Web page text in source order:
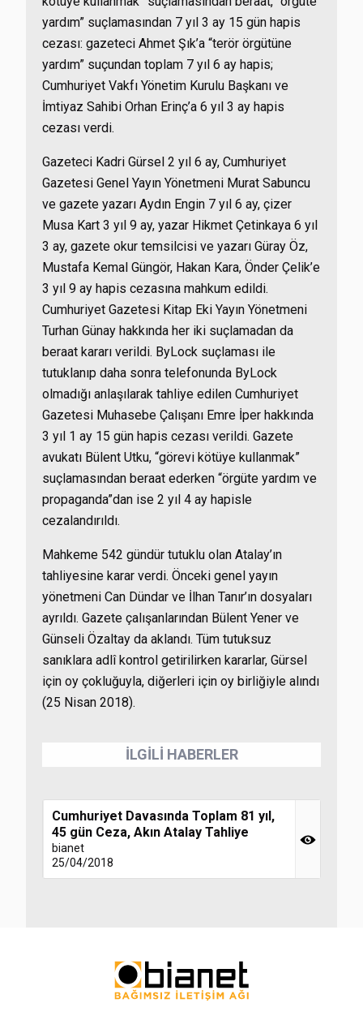
yardım” suçlamasından 7 yıl 3 ay 15 gün hapis
cezası: gazeteci Ahmet Şık’a “terör örgütüne
yardım” suçundan toplam 7 yıl 6 ay hapis;
Cumhuriyet Vakfı Yönetim Kurulu Başkanı ve
İmtiyaz Sahibi Orhan Erinç’a 6 yıl 3 ay hapis
cezası verdi.
Gazeteci Kadri Gürsel 2 yıl 6 ay, Cumhuriyet
Gazetesi Genel Yayın Yönetmeni Murat Sabuncu
ve gazete yazarı Aydın Engin 7 yıl 6 ay, çizer
Musa Kart 3 yıl 9 ay, yazar Hikmet Çetinkaya 6 yıl
3 ay, gazete okur temsilcisi ve yazarı Güray Öz,
Mustafa Kemal Güngör, Hakan Kara, Önder Çelik’e
3 yıl 9 ay hapis cezasına mahkum edildi.
Cumhuriyet Gazetesi Kitap Eki Yayın Yönetmeni
Turhan Günay hakkında her iki suçlamadan da
beraat kararı verildi. ByLock suçlaması ile
tutuklanıp daha sonra telefonunda ByLock
olmadığı anlaşılarak tahliye edilen Cumhuriyet
Gazetesi Muhasebe Çalışanı Emre İper hakkında
3 yıl 1 ay 15 gün hapis cezası verildi. Gazete
avukatı Bülent Utku, “görevi kötüye kullanmak”
suçlamasından beraat ederken “örgüte yardım ve
propaganda”dan ise 2 yıl 4 ay hapisle
cezalandırıldı.
Mahkeme 542 gündür tutuklu olan Atalay’ın
tahliyesine karar verdi. Önceki genel yayın
yönetmeni Can Dündar ve İlhan Tanır’ın dosyaları
ayrıldı. Gazete çalışanlarından Bülent Yener ve
Günseli Özaltay da aklandı. Tüm tutuksuz
sanıklara adlî kontrol getirilirken kararlar, Gürsel
için oy çokluğuyla, diğerleri için oy birliğiyle alındı
(25 Nisan 2018).
İLGİLİ HABERLER
Cumhuriyet Davasında Toplam 81 yıl,
45 gün Ceza, Akın Atalay Tahliye
bianet
25/04/2018